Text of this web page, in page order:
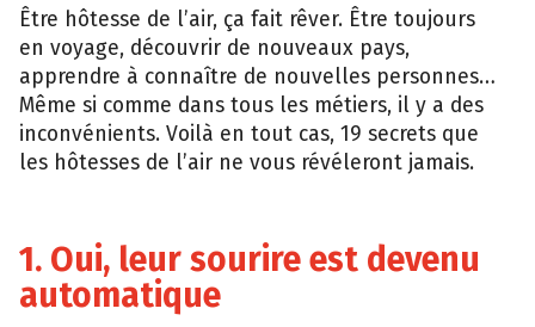
Être hôtesse de l’air, ça fait rêver. Être toujours
en voyage, découvrir de nouveaux pays,
apprendre à connaître de nouvelles personnes…
Même si comme dans tous les métiers, il y a des
inconvénients. Voilà en tout cas, 19 secrets que
les hôtesses de l’air ne vous révéleront jamais.
1. Oui, leur sourire est devenu
automatique